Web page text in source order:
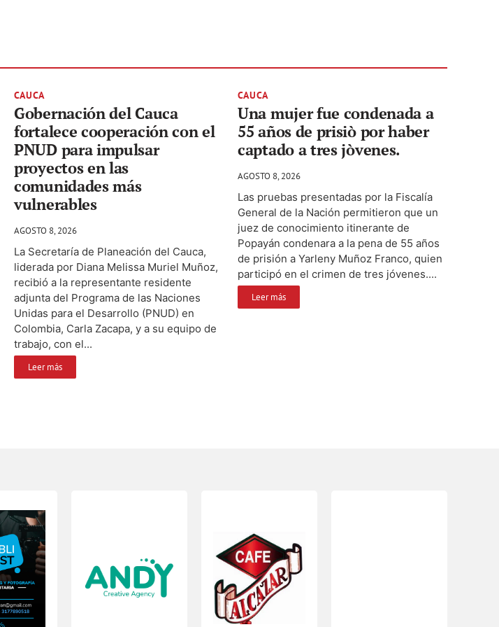
CAUCA
Gobernación del Cauca
fortalece cooperación con el
PNUD para impulsar
proyectos en las
comunidades más
vulnerables
AGOSTO 8, 2026
La Secretaría de Planeación del Cauca,
liderada por Diana Melissa Muriel Muñoz,
recibió a la representante residente
adjunta del Programa de las Naciones
Unidas para el Desarrollo (PNUD) en
Colombia, Carla Zacapa, y a su equipo de
trabajo, con el...
Leer más
CAUCA
Una mujer fue condenada a
55 años de prisiò por haber
captado a tres jòvenes.
AGOSTO 8, 2026
Las pruebas presentadas por la Fiscalía
General de la Nación permitieron que un
juez de conocimiento itinerante de
Popayán condenara a la pena de 55 años
de prisión a Yarleny Muñoz Franco, quien
participó en el crimen de tres jóvenes....
Leer más